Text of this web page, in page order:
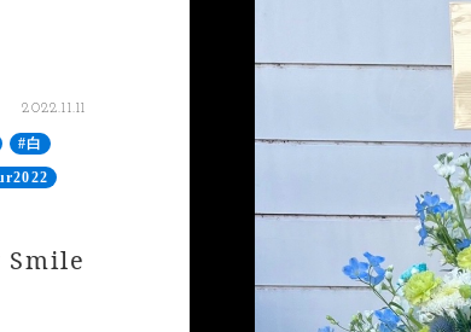
2022.11.11
#白
Smile